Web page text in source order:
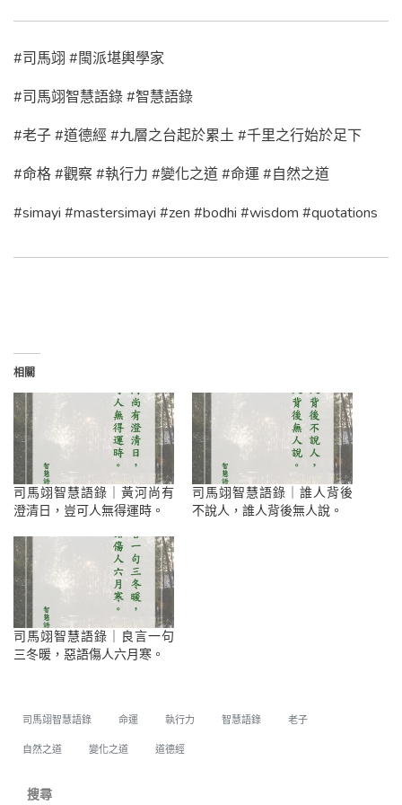
#司馬翊 #閩派堪輿學家
#司馬翊智慧語錄 #智慧語錄
#老子 #道德經 #九層之台起於累土 #千里之行始於足下
#命格 #觀察 #執行力 #變化之道 #命運 #自然之道
#simayi #mastersimayi #zen #bodhi #wisdom #quotations
相關
司馬翊智慧語錄｜黃河尚有
澄清日，豈可人無得運時。
司馬翊智慧語錄｜誰人背後
不說人，誰人背後無人說。
司馬翊智慧語錄｜良言一句
三冬暖，惡語傷人六月寒。
司馬翊智慧語錄 命運 執行力 智慧語錄 老子
自然之道 變化之道 道德經
搜尋